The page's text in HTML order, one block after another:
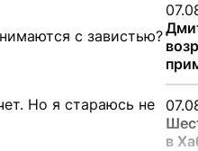
с завистью?
Но я стараюсь не
в